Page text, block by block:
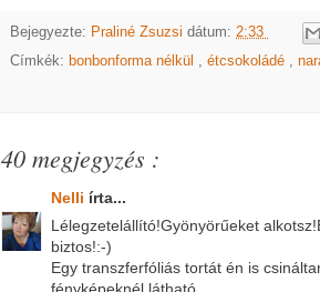
Bejegyezte: Praliné Zsuzsi dátum: 2:33
Címkék: bonbonforma nélkül , étcsokoládé ,
40 megjegyzés :
Nelli írta...
Lélegzetelállító!Gyönyörűeket
biztos!:-)
Egy transzferfóliás tortát én is